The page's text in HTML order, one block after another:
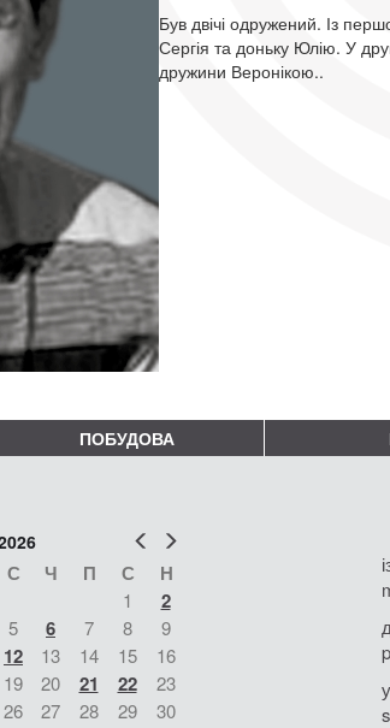
Був двічі одружений. Із
Сергія та доньку Юлію. У
дружини Веронікою..
ПОБУДОВА
Попер
С Ч П С Н
1 2
5 6 7 8
9
12 13 14 15
16
19 20 21 22
23
26 27 28 29
30